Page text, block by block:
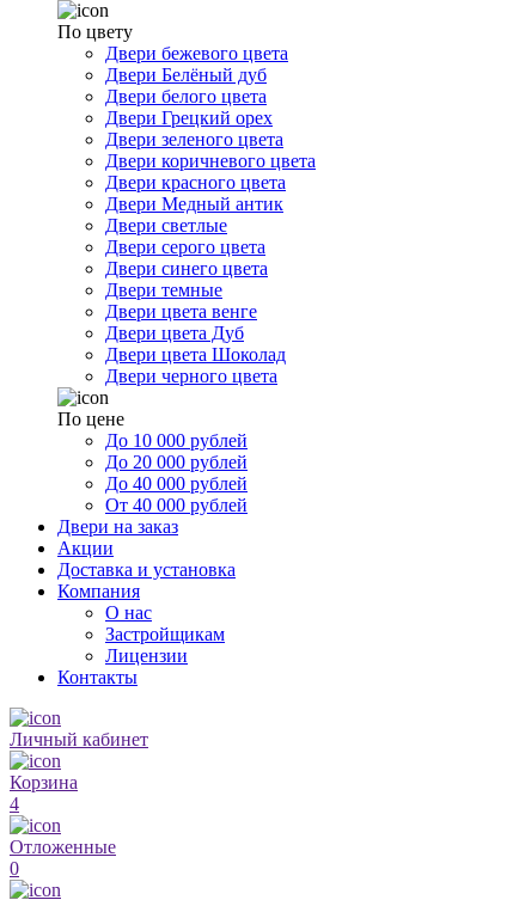
По цвету
Двери бежевого цвета
Двери Белёный дуб
Двери белого цвета
Двери Грецкий орех
Двери зеленого цвета
Двери коричневого цвета
Двери красного цвета
Двери Медный антик
Двери светлые
Двери серого цвета
Двери синего цвета
Двери темные
Двери цвета венге
Двери цвета Дуб
Двери цвета Шоколад
Двери черного цвета
По цене
До 10 000 рублей
До 20 000 рублей
До 40 000 рублей
От 40 000 рублей
Двери на заказ
Акции
Доставка и установка
Компания
О нас
Застройщикам
Лицензии
Контакты
Личный кабинет
Корзина
4
Отложенные
0